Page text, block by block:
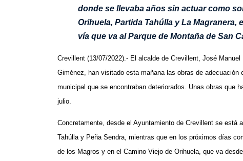
donde se llevaba años sin actuar como
Orihuela, Partida Tahúlla y La
vía que va al Parque de Montaña de San
Crevillent (13/07/2022).- El alcalde de Crevillent, José
Giménez, han visitado esta mañana las obras de
municipal que se encontraban deteriorados. Unas obras que
julio.
Concretamente, desde el Ayuntamiento de Crevillent se está
Tahúlla y Peña Sendra, mientras que en los próximos días
de los Magros y en el Camino Viejo de Orihuela, que va